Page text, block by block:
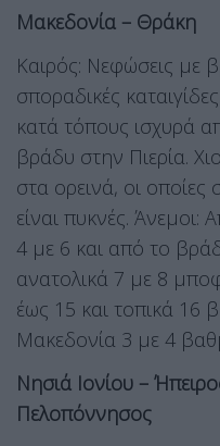
Μακεδονία – Θράκη
Καιρός: Νεφώσεις με
σποραδικές
κατά τόπους ισχυρά
βράδυ στην Πιερία.
στα ορεινά, οι
είναι πυκνές. Άνεμοι:
4 με 6 και από το
ανατολικά 7 με 8
έως 15 και τοπικά 16
Μακεδονία 3 με 4
Νησιά Ιονίου –
Πελοπόννησος